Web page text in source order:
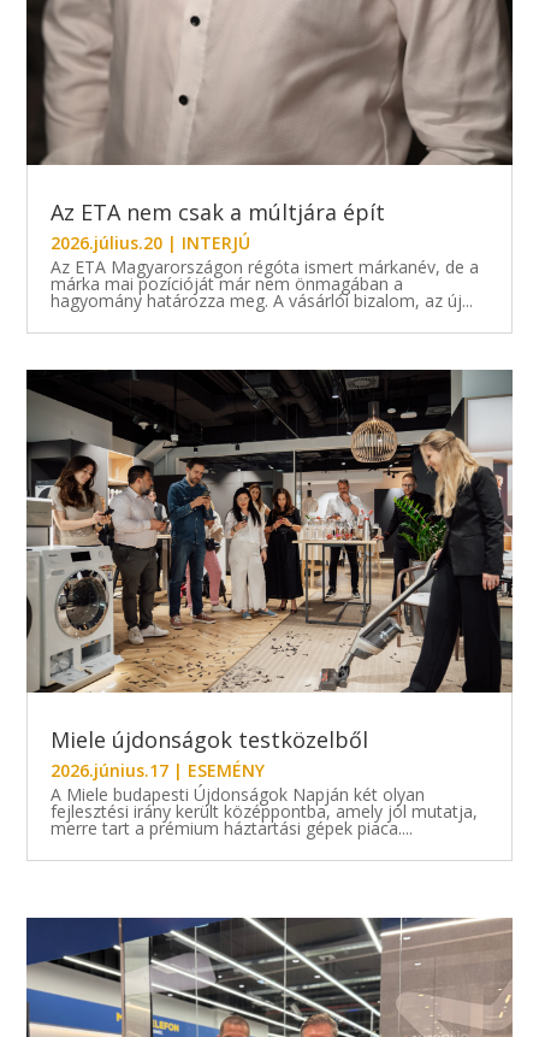
Az ETA nem csak a múltjára épít
2026.július.20 | INTERJÚ
Az ETA Magyarországon régóta ismert márkanév, de a
márka mai pozícióját már nem önmagában a
hagyomány határozza meg. A vásárlói bizalom, az új...
Miele újdonságok testközelből
2026.június.17 | ESEMÉNY
A Miele budapesti Újdonságok Napján két olyan
fejlesztési irány került középpontba, amely jól mutatja,
merre tart a prémium háztartási gépek piaca....